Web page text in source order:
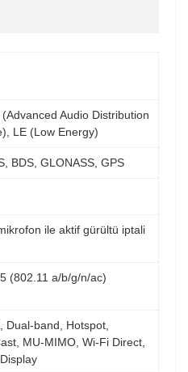
(Advanced Audio Distribution
LE (Low Energy)
BDS, GLONASS, GPS
ile aktif gürültü iptali
(802.11 a/b/g/n/ac)
Dual-band, Hotspot,
MU-MIMO, Wi-Fi Direct,